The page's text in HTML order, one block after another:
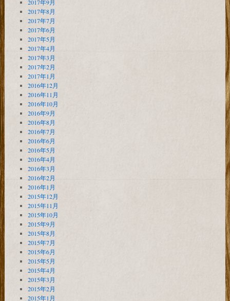
2017年9月
2017年8月
2017年7月
2017年6月
2017年5月
2017年4月
2017年3月
2017年2月
2017年1月
2016年12月
2016年11月
2016年10月
2016年9月
2016年8月
2016年7月
2016年6月
2016年5月
2016年4月
2016年3月
2016年2月
2016年1月
2015年12月
2015年11月
2015年10月
2015年9月
2015年8月
2015年7月
2015年6月
2015年5月
2015年4月
2015年3月
2015年2月
2015年1月